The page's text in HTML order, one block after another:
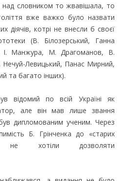
над словником то жвавішала, то
вже важко було назвати
діячів, котрі не внесли б своєї
(В. Білозерський, Ганна
І. Манжура, М. Драгоманов, В.
Левицький, Панас Мирний,
та багато інших).
відомий по всій Україні як
але він мав лише звання
дипломованим ученим. Через
Б. Грінченка до «старих
не хотіли дозволяти